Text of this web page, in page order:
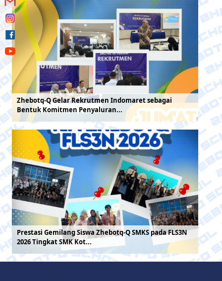
Zhebotq-Q Gelar Rekrutmen Indomaret sebagai
Bentuk Komitmen Penyaluran...
Prestasi Gemilang Siswa Zhebotq-Q SMKS pada FLS3N
2026 Tingkat SMK Kot...